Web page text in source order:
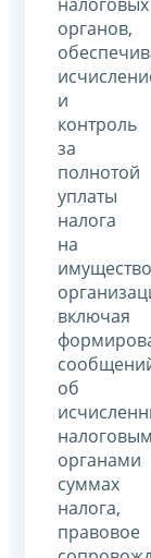
органов,
и
контроль
за
полнотой
уплаты
налога
на
имущество
включая
об
органами
суммах
налога,
правовое